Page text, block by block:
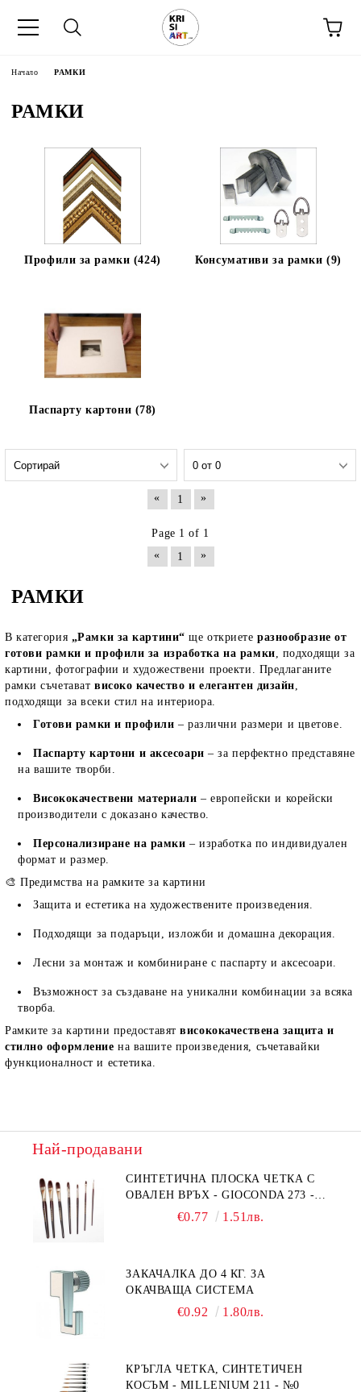
Начало РАМКИ
РАМКИ
Профили за рамки (424) Консумативи за рамки (9)
Паспарту картони (78)
« 1 »
Page 1 of 1
«
1 »
РАМКИ
В категория „Рамки за картини“ ще откриетеразнообразие от
готови рамки и профили за изработка на рамки, подходящи за
картини, фотографии и художествени проекти. Предлаганите
рамки съчетават високо качество и елегантен дизайн,
подходящи за всеки стил на интериора.
Готови рамки и профили – различни размери и цветове.
Паспарту картони и аксесоари – за перфектно представяне
на вашите творби.
Висококачествени материали – европейски и корейски
производители с доказано качество.
Персонализиране на рамки – изработка по индивидуален
формат и размер.
🎨 Предимства на рамките за картини
Защита и естетика на художествените произведения.
Подходящи за подаръци, изложби и домашна декорация.
Лесни за монтаж и комбиниране с паспарту и аксесоари.
Възможност за създаване на уникални комбинации за всяка
творба.
Рамките за картини предоставятвисококачествена защита и
стилно оформление на вашите произведения, съчетавайки
функционалност и естетика.
Най-продавани
СИНТЕТИЧНА ПЛОСКА ЧЕТКА С
ОВАЛЕН ВРЪХ - GIOCONDA 273 -
€0.77 1.51лв.
ЗАКАЧАЛКА ДО 4 КГ. ЗА
ОКАЧВАЩА СИСТЕМА
€0.92 1.80лв.
КРЪГЛА ЧЕТКА, СИНТЕТИЧЕН
КОСЪМ - MILLENIUM 211 - №0